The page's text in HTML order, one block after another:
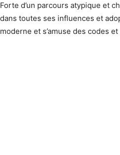
Forte d’un parcours atypique et
dans toutes ses influences et
moderne et s’amuse des codes